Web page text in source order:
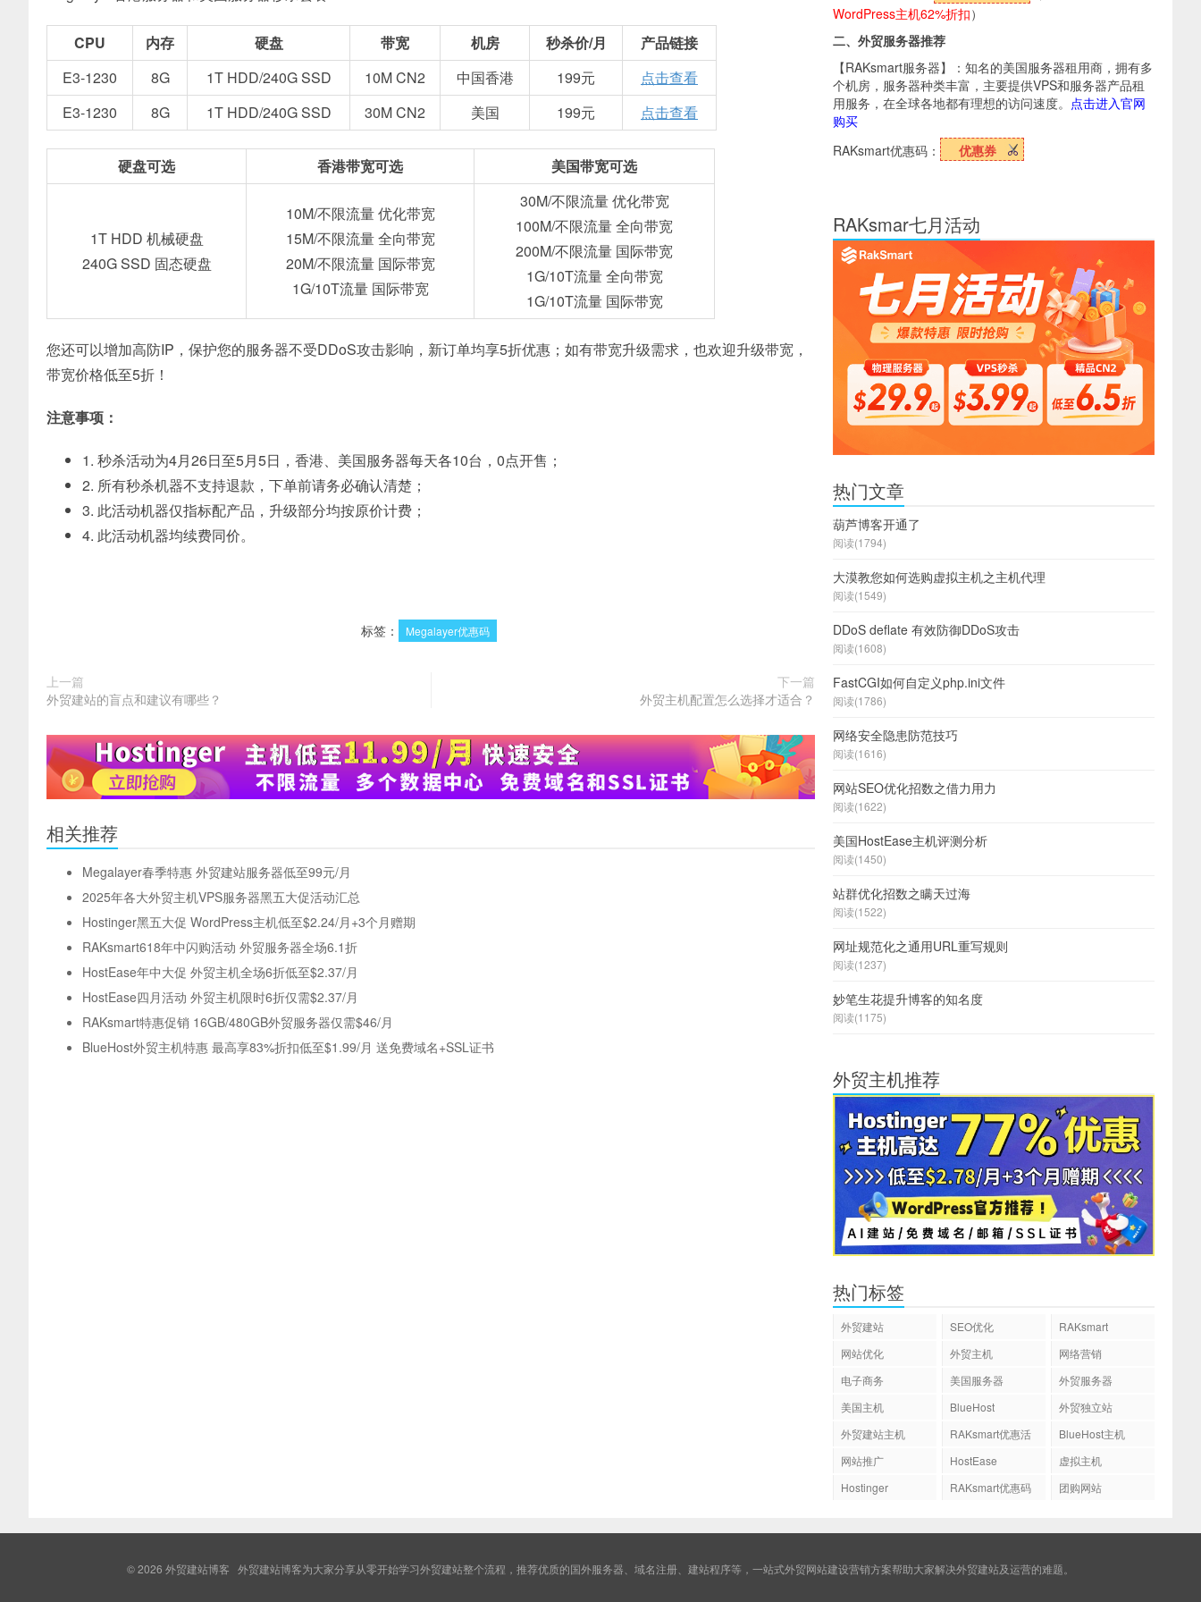
CPU 内存 硬盘 带宽 机房 秒杀价/月
产品链接
E3-1230
8G 1T HDD/240G SSD 10M CN2 中国香港 199元
点击查看
E3-1230
8G 1T HDD/240G SSD 30M CN2 美国 199元 点击查看
硬盘可选 香港带宽可选 美国带宽可选
1T HDD 机械硬盘
240G SSD 固态硬盘
10M/不限流量 优化带宽
15M/不限流量 全向带宽
20M/不限流量 国际带宽
1G/10T流量 国际带宽
30M/不限流量 优化带宽
100M/不限流量 全向带宽
200M/不限流量 国际带宽
1G/10T流量 全向带宽
1G/10T流量 国际带宽
您还可以增加高防IP，保护您的服务器不受DDoS攻击影响，新订单均享5折优惠；如有带宽升级需求，也欢迎升级带宽，
带宽价格低至5折！
注意事项：
1. 秒杀活动为4月26日至5月5日，香港、美国服务器每天各10台，0点开售；
2. 所有秒杀机器不支持退款，下单前请务必确认清楚；
3. 此活动机器仅指标配产品，升级部分均按原价计费；
4. 此活动机器均续费同价。
标签： Megalayer优惠码
上一篇
外贸建站的盲点和建议有哪些？
下一篇
外贸主机配置怎么选择才适合？
相关推荐
Megalayer春季特惠 外贸建站服务器低至99元/月
2025年各大外贸主机VPS服务器黑五大促活动汇总
Hostinger黑五大促 WordPress主机低至$2.24/月+3个月赠期
RAKsmart618年中闪购活动 外贸服务器全场6.1折
HostEase年中大促 外贸主机全场6折低至$2.37/月
HostEase四月活动 外贸主机限时6折仅需$2.37/月
RAKsmart特惠促销 16GB/480GB外贸服务器仅需$46/月
BlueHost外贸主机特惠 最高享83%折扣低至$1.99/月 送免费域名+SSL证书
WordPress主机62%折扣）
二、外贸服务器推荐
【RAKsmart服务器】：知名的美国服务器租用商，拥有多
个机房，服务器种类丰富，主要提供VPS和服务器产品租
用服务，在全球各地都有理想的访问速度。 点击进入官网
购买
RAKsmart优惠码：
优惠券
RAKsmar七月活动
热门文章
葫芦博客开通了
阅读(1794)
大漠教您如何选购虚拟主机之主机代理
阅读(1549)
DDoS deflate 有效防御DDoS攻击
阅读(1608)
FastCGI如何自定义php.ini文件
阅读(1786)
网络安全隐患防范技巧
阅读(1616)
网站SEO优化招数之借力用力
阅读(1622)
美国HostEase主机评测分析
阅读(1450)
站群优化招数之瞒天过海
阅读(1522)
网址规范化之通用URL重写规则
阅读(1237)
妙笔生花提升博客的知名度
阅读(1175)
外贸主机推荐
热门标签
外贸建站 SEO优化
RAKsmart
网站优化
外贸主机
网络营销
电子商务
美国服务器
外贸服务器
美国主机
BlueHost
外贸独立站
外贸建站主机
RAKsmart优惠活
BlueHost主机
网站推广
HostEase
虚拟主机
Hostinger
RAKsmart优惠码 团购网站
© 2026 外贸建站博客 外贸建站博客为大家分享从零开始学习外贸建站整个流程，推荐优质的国外服务器、域名注册、建站程序等，一站式外贸网站建设营销方案帮助大家解决外贸建站及运营的难题。